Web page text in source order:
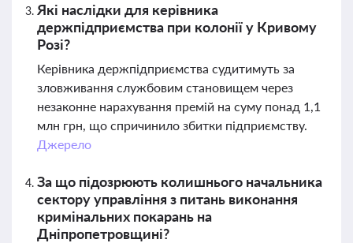
Які наслідки для керівника
держпідприємства при колонії у Кривому
Розі?
Керівника держпідприємства судитимуть за
зловживання службовим становищем через
незаконне нарахування премій на суму понад 1,1
млн грн, що спричинило збитки підприємству.
Джерело
За що підозрюють колишнього начальника
сектору управління з питань виконання
кримінальних покарань на
Дніпропетровщині?